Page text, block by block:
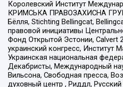
Королевский Институт
КРИМСЬКА ПРАВОЗАХИСНА
Бёлля, Stichting Bellingcat,
правовой инициативы
Фонд Открытой Эстонии, Calvert
украинский конгресс, Институт
Украинская национальная
Декабристы, Международный
Вильсона, Свободная пресса,
духовный центр , Риддл,